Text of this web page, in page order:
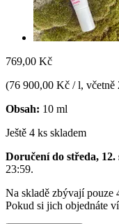
769,00 Kč
(76 900,00 Kč / l, včetně
Obsah: 10 ml
Ještě 4 ks skladem
Doručení do středa, 12.
23:59.
Na skladě zbývají pouze
Pokud si jich objednáte